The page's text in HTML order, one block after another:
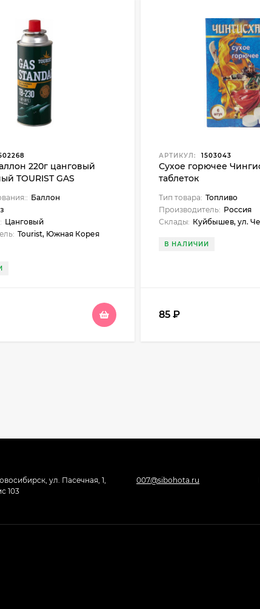
220г цанговый
TOURIST GAS
Баллон
Цанговый
Tourist, Южная Корея
АРТИКУЛ: 1503043
Сухое горючее
таблеток
Тип товара: Топливо
Производитель: Россия
Склады: Куйбышев, ул. Чехова, 18, Бийск, ул.
В НАЛИЧИИ
85 ₽
ул. Пасечная, 1,
103
007@sibohota.ru